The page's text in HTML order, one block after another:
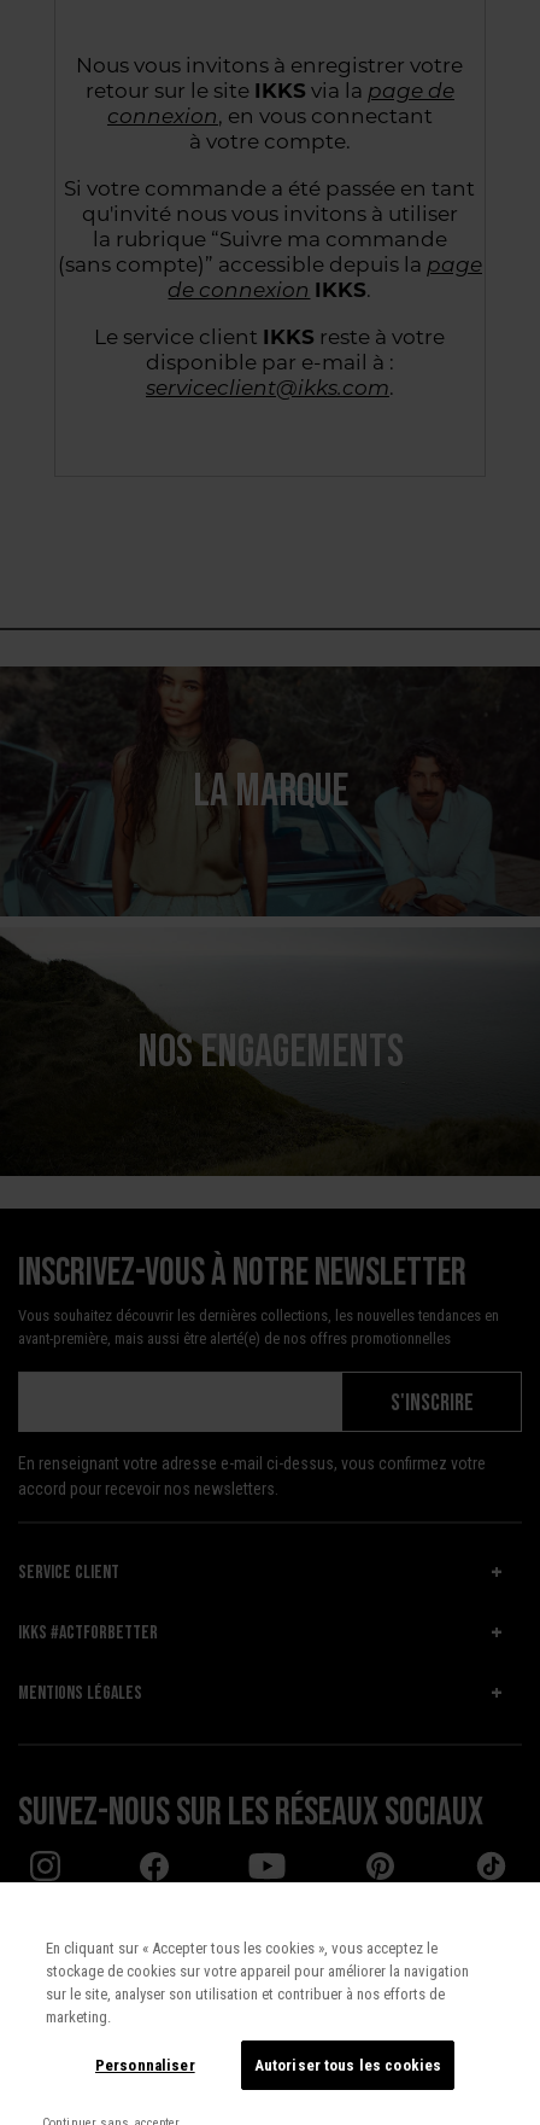
Nous vous invitons à enregistrer votre
retour sur le site IKKS via la page de
connexion, en vous connectant
à votre compte.
Si votre commande a été passée en tant
qu'invité nous vous invitons à utiliser
la rubrique “Suivre ma commande
(sans compte)” accessible depuis la page
de connexion IKKS.
Le service client IKKS reste à votre
disponible par e-mail à :
serviceclient@ikks.com.
LA MARQUE
NOS ENGAGEMENTS
Inscrivez-vous à notre newsletter
Vous souhaitez découvrir les dernières collections, les nouvelles tendances en
avant-première, mais aussi être alerté(e) de nos offres promotionnelles
S'INSCRIRE
En renseignant votre adresse e-mail ci-dessus, vous confirmez votre
accord pour recevoir nos newsletters.
SERVICE CLIENT
IKKS #ACTFORBETTER
MENTIONS LÉGALES
Suivez-nous sur les réseaux sociaux
Pays : UNITED STATES
Français
En cliquant sur « Accepter tous les cookies », vous acceptez le
stockage de cookies sur votre appareil pour améliorer la navigation
sur le site, analyser son utilisation et contribuer à nos efforts de
marketing.
Personnaliser Autoriser tous les cookies